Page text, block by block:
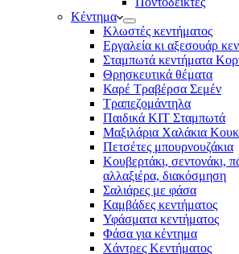
Κέντημα
Κλωστές κεντήματος
Eργαλεία κι αξεσουάρ
Σταμπωτά κεντήματα
Θρησκευτικά θέματα
Καρέ Τραβέρσα Σεμέν
Τραπεζομάντηλα
Παιδικά KIT Σταμπωτά
Μαξιλάρια Χαλάκια
Πετσέτες μπουρνουζάκια
Κουβερτάκι, σεντονάκι,
αλλαξιέρα, διακόσμηση
Σαλιάρες με φάσα
Καμβάδες κεντήματος
Υφάσματα κεντήματος
Φάσα για κέντημα
Χάντρες Κεντήματος